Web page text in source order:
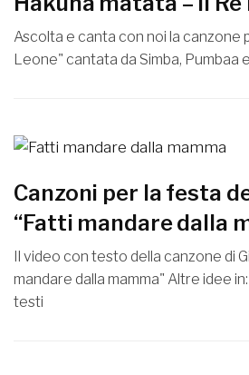
Ascolta e canta con noi la canzone
Leone" cantata da Simba, Pumbaa
Canzoni per la festa
“Fatti mandare dalla
Il video con testo della canzone di
mandare dalla mamma" Altre idee
testi